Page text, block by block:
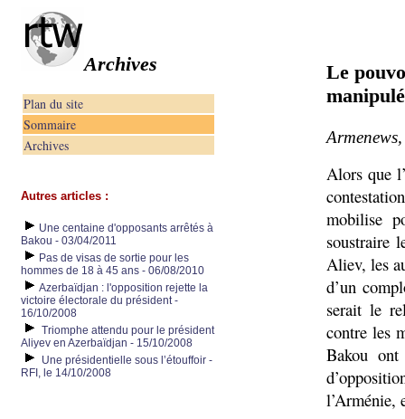
Archives
Plan du site
Sommaire
Archives
Autres articles :
Une centaine d'opposants arrêtés à
Bakou - 03/04/2011
Pas de visas de sortie pour les
hommes de 18 à 45 ans - 06/08/2010
Azerbaïdjan : l'opposition rejette la
victoire électorale du président -
16/10/2008
Triomphe attendu pour le président
Aliyev en Azerbaïdjan - 15/10/2008
Une présidentielle sous l’étouffoir -
RFI, le 14/10/2008
Le
Alors que
mobilise
soustraire
Aliev, les
d’un
serait le
contre les
Bakou
l’Arménie,